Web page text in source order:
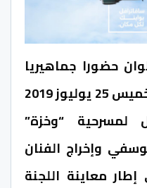
حضورا جماهيريا
غفيرا وراقيا مساء يوم الخميس 25 يوليوز 2019
لمسرحية “وخزة”
وإخراج الفنان
معاينة اللجنة